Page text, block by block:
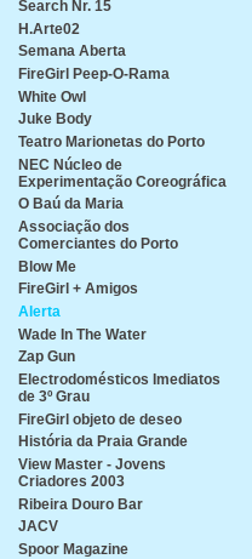
Search Nr. 15
H.Arte02
Semana Aberta
FireGirl Peep-O-Rama
White Owl
Juke Body
Teatro Marionetas do Porto
NEC Núcleo de
Experimentação Coreográfica
O Baú da Maria
Associação dos
Comerciantes do Porto
Blow Me
FireGirl + Amigos
Alerta
Wade In The Water
Zap Gun
Electrodomésticos Imediatos
de 3º Grau
FireGirl objeto de deseo
História da Praia Grande
View Master - Jovens
Criadores 2003
Ribeira Douro Bar
JACV
Spoor Magazine